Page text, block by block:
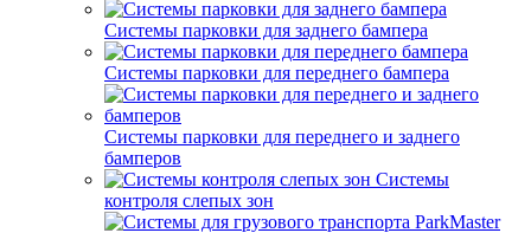
Системы парковки для заднего бампера
Системы парковки для переднего бампера
Системы парковки для переднего и заднего
бамперов
Системы
контроля слепых зон